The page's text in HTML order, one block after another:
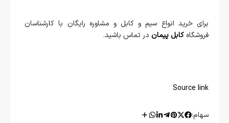
برای خرید انواع سیم و کابل و مشاوره رایگان با کارشناسان
فروشگاه کابل پیمان در تماس باشید.
Source link
سهام: